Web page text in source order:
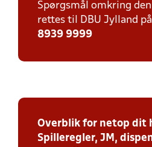
Spørgsmål omkring
rettes til DBU Jylland på
8939 9999
Overblik for netop dit
Spilleregler, JM,